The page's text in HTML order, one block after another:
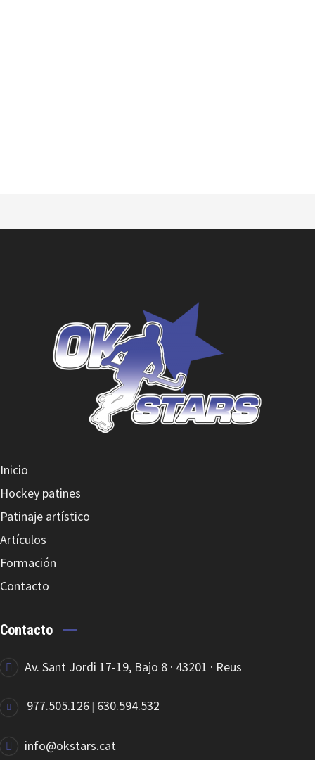
ROLL-LINE (8u) TUERCAS DORADAS
ROLL-LINE MISTRAL
Inicio
Hockey patines
Patinaje artístico
Artículos
Formación
Contacto
Contacto
Av. Sant Jordi 17-19, Bajo 8 · 43201 · Reus
977.505.126 | 630.594.532
info@okstars.cat